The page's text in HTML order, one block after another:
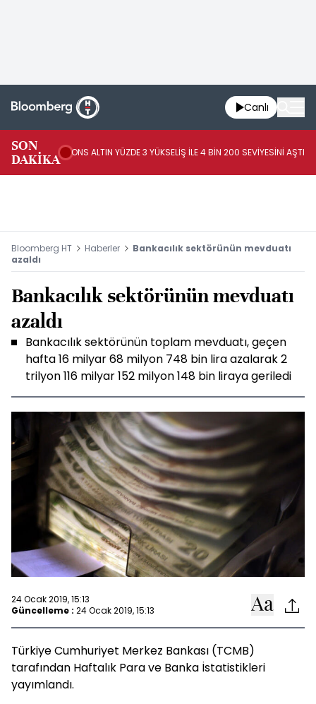
Canlı
SON
DAKİKA
ONS ALTIN YÜZDE 3 YÜKSELİŞ İLE 4 BİN 200 SEVİYESİNİ AŞTI
Bloomberg HT Haberler
Bankacılık sektörünün mevduatı
azaldı
Bankacılık sektörünün mevduatı
azaldı
Bankacılık sektörünün toplam mevduatı, geçen
hafta 16 milyar 68 milyon 748 bin lira azalarak 2
trilyon 116 milyar 152 milyon 148 bin liraya geriledi
24 Ocak 2019, 15:13
Güncelleme : 24 Ocak 2019, 15:13
Türkiye Cumhuriyet Merkez Bankası (TCMB)
tarafından Haftalık Para ve Banka İstatistikleri
yayımlandı.